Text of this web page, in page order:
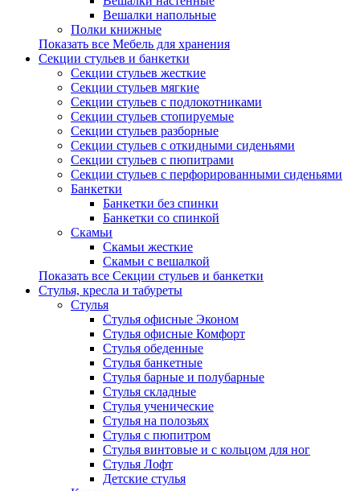
Вешалки напольные
Полки книжные
Показать все Мебель для хранения
Секции стульев и банкетки
Секции стульев жесткие
Секции стульев мягкие
Секции стульев с подлокотниками
Секции стульев стопируемые
Секции стульев разборные
Секции стульев с откидными сиденьями
Секции стульев с пюпитрами
Секции стульев с перфорированными сиденьями
Банкетки
Банкетки без спинки
Банкетки со спинкой
Скамьи
Скамьи жесткие
Скамьи с вешалкой
Показать все Секции стульев и банкетки
Стулья, кресла и табуреты
Стулья
Стулья офисные Эконом
Стулья офисные Комфорт
Стулья обеденные
Стулья банкетные
Стулья барные и полубарные
Стулья складные
Стулья ученические
Стулья на полозьях
Стулья с пюпитром
Стулья винтовые и с кольцом для ног
Стулья Лофт
Детские стулья